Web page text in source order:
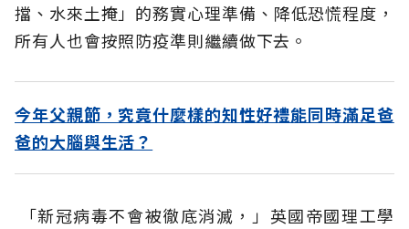
擋、水來土掩」的務實心理準備、降低恐慌程度，
所有人也會按照防疫準則繼續做下去。
今年父親節，究竟什麼樣的知性好禮能同時滿足爸
爸的大腦與生活？
「新冠病毒不會被徹底消滅，」英國帝國理工學